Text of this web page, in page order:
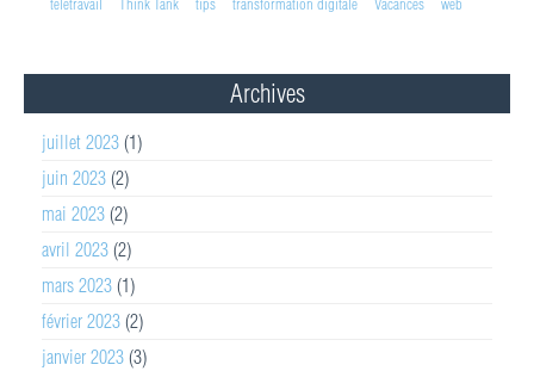
télétravail Think Tank tips transformation digitale Vacances web
Archives
juillet 2023 (1)
juin 2023 (2)
mai 2023 (2)
avril 2023 (2)
mars 2023 (1)
février 2023 (2)
janvier 2023 (3)